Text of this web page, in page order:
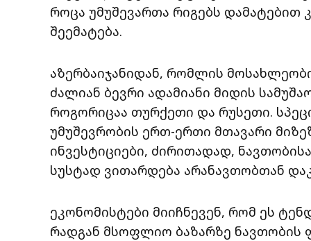
როცა უმუშევართა რიგებს დამატებით
შეემატება.
აზერბაიჯანიდან, რომლის
ძალიან ბევრი ადამიანი მიდის
როგორიცაა თურქეთი და რუსეთი.
უმუშევრობის ერთ-ერთი მთავარი
ინვესტიციები, ძირითადად,
სუსტად ვითარდება არანავთობთან
ეკონომისტები მიიჩნევენ, რომ ეს
რადგან მსოფლიო ბაზარზე ნავთობის